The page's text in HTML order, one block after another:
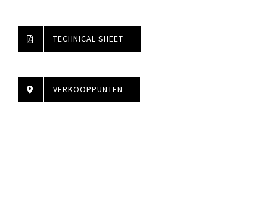
TECHNICAL SHEET
VERKOOPPUNTEN